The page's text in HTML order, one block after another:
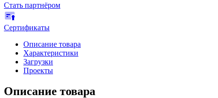
Стать партнёром
Сертификаты
Описание товара
Характеристики
Загрузки
Проекты
Описание товара